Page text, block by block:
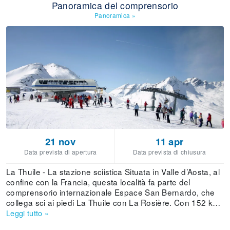
Panoramica del comprensorio
Panoramica »
21 nov
Data prevista di apertura
11 apr
Data prevista di chiusura
La Thuile - La stazione sciistica Situata in Valle d’Aosta, al
confine con la Francia, questa località fa parte del
comprensorio internazionale Espace San Bernardo, che
collega sci ai piedi La Thuile con La Rosière. Con 152 km
di piste distribuite su 82 tracciati e servite da 38 impianti di
Leggi tutto »